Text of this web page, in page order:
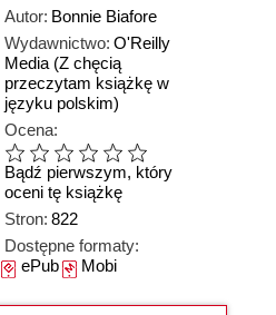
Autor: Bonnie Biafore
Wydawnictwo: O'Reilly
Media (Z chęcią
przeczytam książkę w
języku polskim)
Ocena:
Bądź pierwszym, który
oceni tę książkę
Stron: 822
Dostępne formaty:
ePubMobi